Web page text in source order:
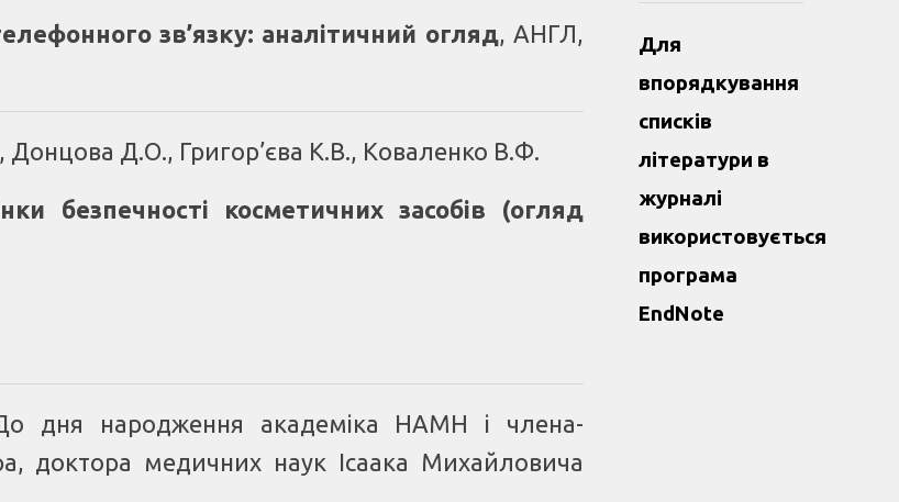
зв’язку: аналітичний огляд, АНГЛ,
Д.О., Григор’єва К.В., Коваленко В.Ф.
безпечності косметичних засобів (огляд
дня народження академіка НАМН і члена-
доктора медичних наук Ісаака Михайловича
Для
впорядкування
списків
літератури в
журналі
використовується
програма
EndNote